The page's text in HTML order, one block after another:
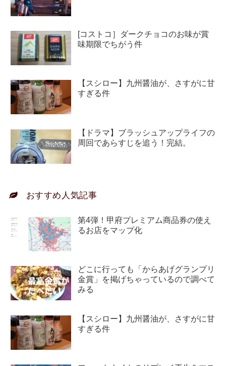
[コストコ］ダークチョコのお味が賞
味期限でちがう件
【スシロー】九州醤油が、さすがに甘
すぎる件
【ドラマ】ブラッシュアップライフの
周回であらすじを追う！完結。
おすすめ人気記事
第4弾！甲府プレミアム商品券の使え
るお店をマップ化
どこに行っても「からあげグランプリ
金賞」を掲げちゃっているので調べて
みる
【スシロー】九州醤油が、さすがに甘
すぎる件